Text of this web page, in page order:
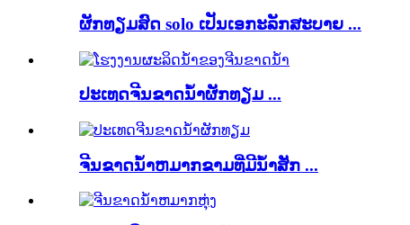
ຜັກທຽມສົດ solo ເປັນເອກະລັກສະບາຍ ...
ປະເທດຈີນຂາດນ້ໍາຜັກທຽມ ...
ຈີນຂາດນ້ໍາຫມາກຂາມທີ່ມີນໍ້າສັກ ...